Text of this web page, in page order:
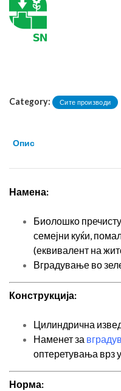
Category: Сите производи
Опис
Намена:
Биолошко
семејни куќи,
(еквивалент на
Вградување во
Конструкција:
Цилиндрична
Наменет за
оптеретувања врз
Норма: